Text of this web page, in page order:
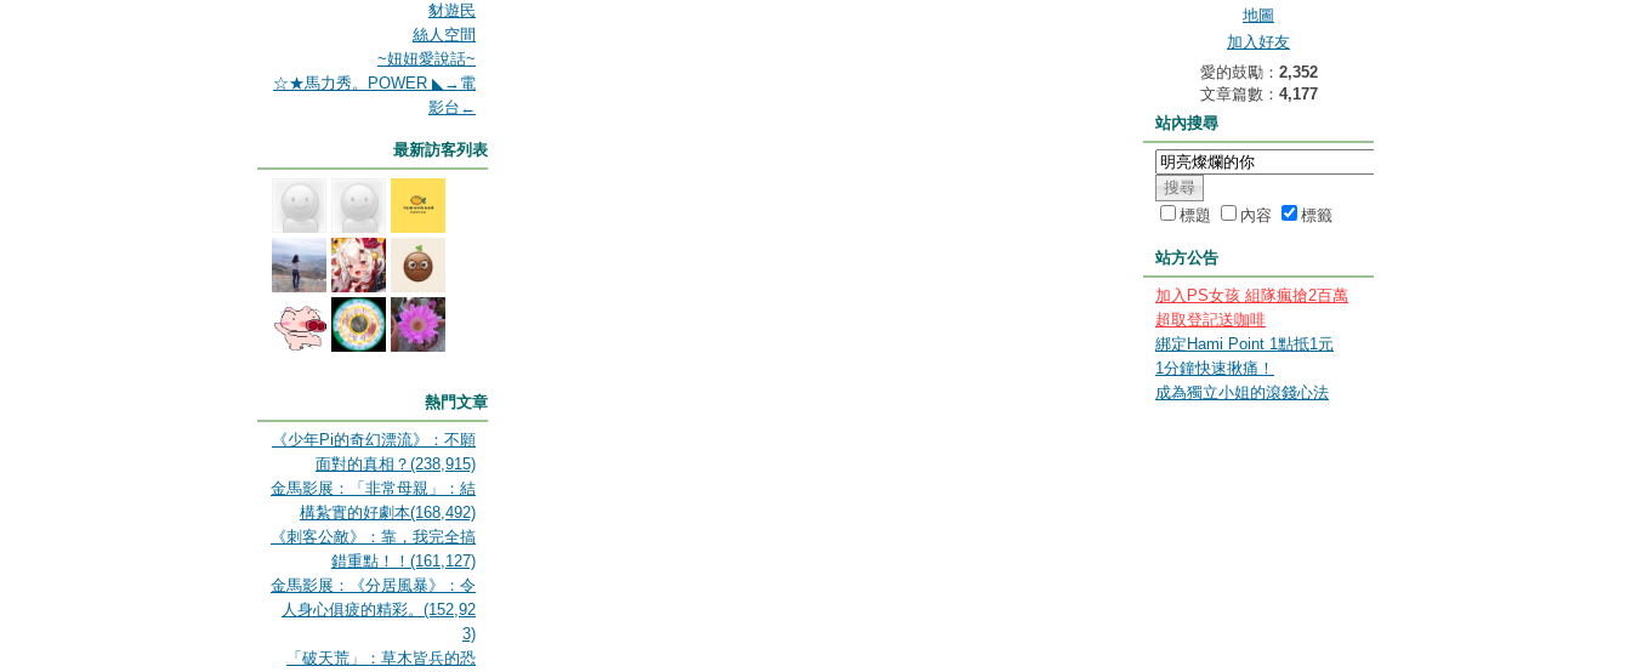
地圖
加入好友
愛的鼓勵： 2,352
文章篇數： 4,177
站內搜尋
標題 內容 標籤
站方公告
加入PS女孩 組隊瘋搶2百萬
超取登記送咖啡
綁定Hami Point 1點抵1元
1分鐘快速揪痛！
成為獨立小姐的滾錢心法
豺遊民
絲人空間
~妞妞愛說話~
☆★馬力秀。POWER ◣→電
影台←
最新訪客列表
熱門文章
《少年Pi的奇幻漂流》：不願
面對的真相？(238,915)
金馬影展：「非常母親」：結
構紮實的好劇本(168,492)
《刺客公敵》：靠，我完全搞
錯重點！！(161,127)
金馬影展：《分居風暴》：令
人身心俱疲的精彩。(152,92
3)
「破天荒」：草木皆兵的恐